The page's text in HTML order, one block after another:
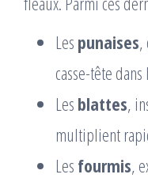
Les punaises,
casse-tête dans
Les blattes,
multiplient
Les fourmis,